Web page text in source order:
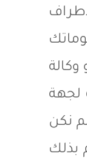
لجهة
نكن
بذلك